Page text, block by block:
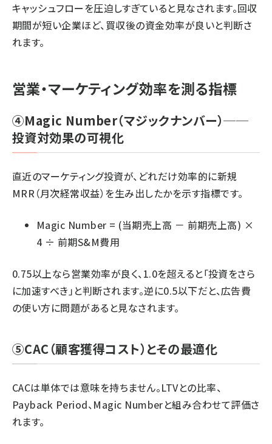
キャッシュフローを圧迫しすぎていると見なされます。回収
期間が短い企業ほど、買収後の資金効率が良いと判断さ
れます。
営業・マーケティング効率を測る指標
④Magic Number（マジックナンバー）──
投資対効果の可視化
直近のマーケティング投資が、どれだけ効率的に新規
MRR（月次経常収益）を生み出したかを示す指標です。
Magic Number = (当期売上高 － 前期売上高) ×
4 ÷ 前期S&M費用
0.75以上なら営業効率が良く、1.0を超えると「投資をさら
に加速すべき」と判断されます。逆に0.5以下だと、広告費
の使い方に問題があると見なされます。
⑤CAC（顧客獲得コスト）とその最適化
CACは単体では意味を持ちません。LTVとの比率、
Payback Period、Magic Numberと組み合わせて評価さ
れます。